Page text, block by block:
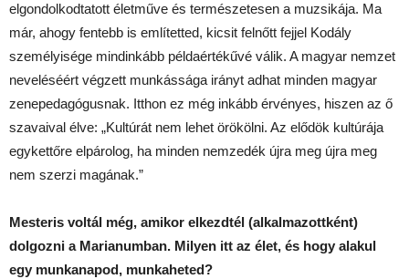
elgondolkodtatott életműve és természetesen a muzsikája. Ma
már, ahogy fentebb is említetted, kicsit felnőtt fejjel Kodály
személyisége mindinkább példaértékűvé válik. A magyar nemzet
neveléséért végzett munkássága irányt adhat minden magyar
zenepedagógusnak. Itthon ez még inkább érvényes, hiszen az ő
szavaival élve: „Kultúrát nem lehet örökölni. Az elődök kultúrája
egykettőre elpárolog, ha minden nemzedék újra meg újra meg
nem szerzi magának.”
Mesteris voltál még, amikor elkezdtél (alkalmazottként)
dolgozni a Marianumban. Milyen itt az élet, és hogy alakul
egy munkanapod, munkaheted?